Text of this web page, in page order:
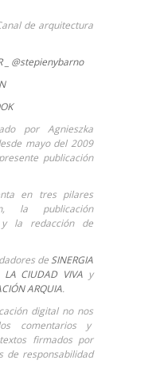
de arquitectura
_ @stepienybarno
por Agnieszka
mayo del 2009
publicación
en tres pilares
la publicación
y la redacción de
deSINERGIA
LA CIUDAD VIVA y
ARQUIA.
digital no nos
comentarios y
firmados por
de responsabilidad